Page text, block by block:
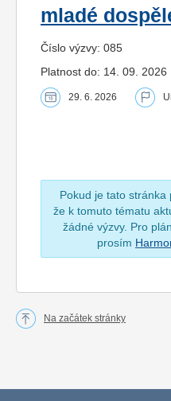
mladé
Číslo výzvy: 085
Platnost do: 14. 09. 2026
29. 6. 2026
Pokud je tato stránka
že k tomuto tématu
žádné výzvy. Pro
prosím
Na začátek stránky